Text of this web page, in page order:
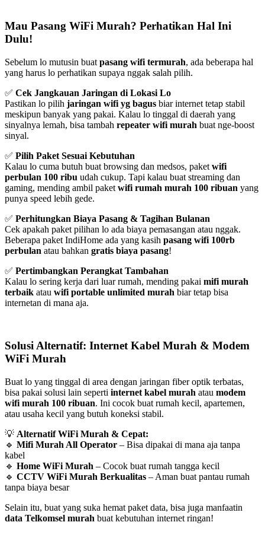
Mau Pasang WiFi Murah? Perhatikan Hal Ini
Dulu!
Sebelum lo mutusin buat pasang wifi termurah, ada beberapa hal
yang harus lo perhatikan supaya nggak salah pilih.
✅ Cek Jangkauan Jaringan di Lokasi Lo
Pastikan lo pilih jaringan wifi yg bagus biar internet tetap stabil
meskipun banyak yang pakai. Kalau lo tinggal di daerah yang
sinyalnya lemah, bisa tambah repeater wifi murah buat nge-boost
sinyal.
✅ Pilih Paket Sesuai Kebutuhan
Kalau lo cuma butuh buat browsing dan medsos, paket wifi
perbulan 100 ribu udah cukup. Tapi kalau buat streaming dan
gaming, mending ambil paket wifi rumah murah 100 ribuan yang
punya speed lebih gede.
✅ Perhitungkan Biaya Pasang & Tagihan Bulanan
Cek apakah paket pilihan lo ada biaya pemasangan atau nggak.
Beberapa paket IndiHome ada yang kasih pasang wifi 100rb
perbulan atau bahkan gratis biaya pasang!
✅ Pertimbangkan Perangkat Tambahan
Kalau lo sering kerja dari luar rumah, mending pakai mifi murah
terbaik atau wifi portable unlimited murah biar tetap bisa
internetan di mana aja.
Solusi Alternatif: Internet Kabel Murah & Modem
WiFi Murah
Buat lo yang tinggal di area dengan jaringan fiber optik terbatas,
bisa pakai solusi lain seperti internet kabel murah atau modem
wifi murah 100 ribuan. Ini cocok buat rumah kecil, apartemen,
atau usaha kecil yang butuh koneksi stabil.
💡 Alternatif WiFi Murah & Cepat:
🔹 Mifi Murah All Operator – Bisa dipakai di mana aja tanpa
kabel
🔹 Home WiFi Murah – Cocok buat rumah tangga kecil
🔹 CCTV WiFi Murah Berkualitas – Aman buat pantau rumah
tanpa biaya besar
Selain itu, buat yang suka hemat paket data, bisa juga manfaatin
data Telkomsel murah buat kebutuhan internet ringan!